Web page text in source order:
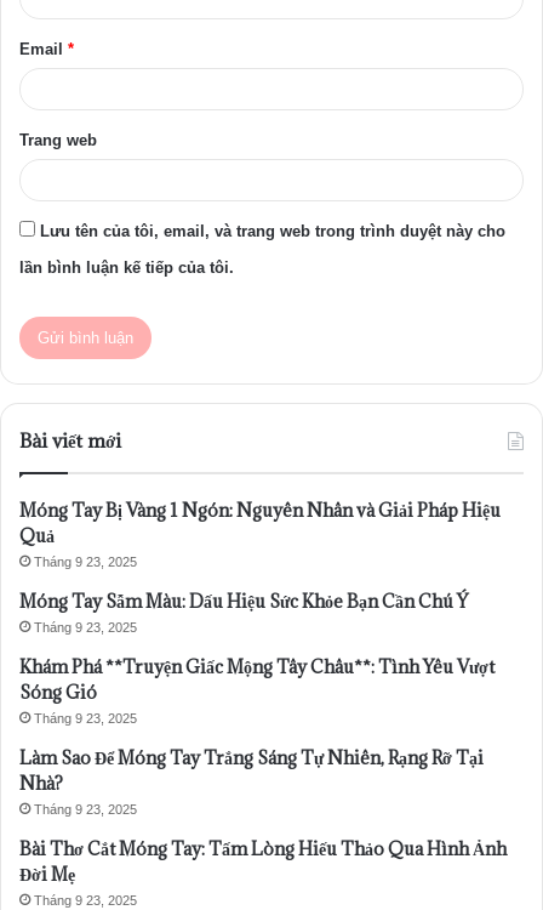
Email *
Trang web
Lưu tên của tôi, email, và trang web trong trình duyệt này cho
lần bình luận kế tiếp của tôi.
Bài viết mới
Móng Tay Bị Vàng 1 Ngón: Nguyên Nhân và Giải Pháp Hiệu
Quả
Tháng 9 23, 2025
Móng Tay Sẫm Màu: Dấu Hiệu Sức Khỏe Bạn Cần Chú Ý
Tháng 9 23, 2025
Khám Phá **Truyện Giấc Mộng Tây Châu**: Tình Yêu Vượt
Sóng Gió
Tháng 9 23, 2025
Làm Sao Để Móng Tay Trắng Sáng Tự Nhiên, Rạng Rỡ Tại
Nhà?
Tháng 9 23, 2025
Bài Thơ Cắt Móng Tay: Tấm Lòng Hiếu Thảo Qua Hình Ảnh
Đời Mẹ
Tháng 9 23, 2025